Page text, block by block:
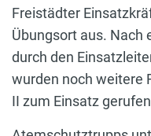
Freistädter
Übungsort aus. Nach
durch den
wurden noch weitere
II zum Einsatz